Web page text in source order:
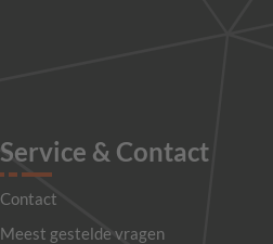
Service & Contact
Contact
Meest gestelde vragen